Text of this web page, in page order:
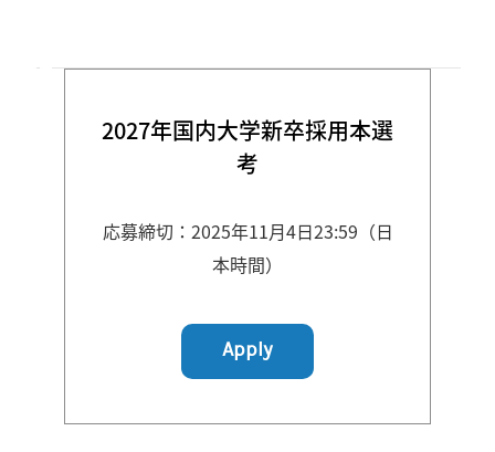
2027年国内大学新卒採用本選
考
応募締切：2025年11月4日23:59（日
本時間）
Apply